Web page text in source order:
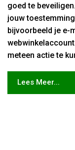
goed te
jouw
bijvoorbeeld je e-
meteen actie te
Lees Meer...